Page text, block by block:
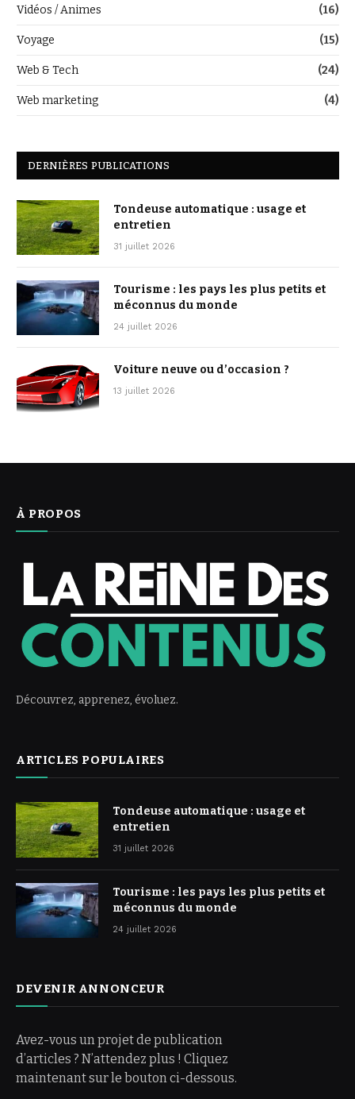
Vidéos / Animes (16)
Voyage (15)
Web & Tech (24)
Web marketing (4)
DERNIÈRES PUBLICATIONS
Tondeuse automatique : usage et
entretien
31 juillet 2026
Tourisme : les pays les plus petits et
méconnus du monde
24 juillet 2026
Voiture neuve ou d’occasion ?
13 juillet 2026
À PROPOS
Découvrez, apprenez, évoluez.
ARTICLES POPULAIRES
Tondeuse automatique : usage et
entretien
31 juillet 2026
Tourisme : les pays les plus petits et
méconnus du monde
24 juillet 2026
DEVENIR ANNONCEUR
Avez-vous un projet de publication
d’articles ? N’attendez plus ! Cliquez
maintenant sur le bouton ci-dessous.